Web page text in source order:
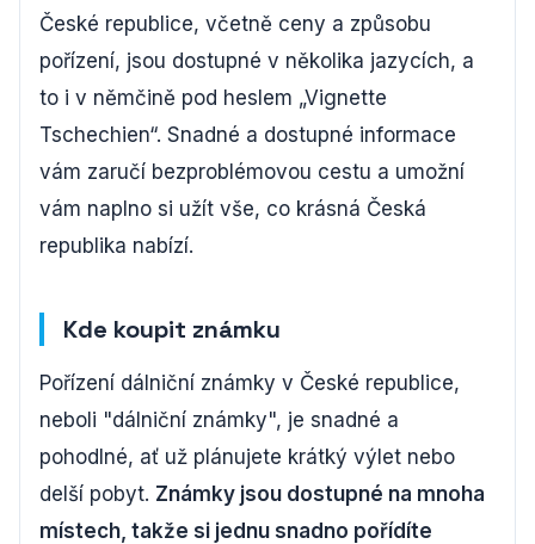
České republice, včetně ceny a způsobu
pořízení, jsou dostupné v několika jazycích, a
to i v němčině pod heslem „Vignette
Tschechien“. Snadné a dostupné informace
vám zaručí bezproblémovou cestu a umožní
vám naplno si užít vše, co krásná Česká
republika nabízí.
Kde koupit známku
Pořízení dálniční známky v České republice,
neboli "dálniční známky", je snadné a
pohodlné, ať už plánujete krátký výlet nebo
delší pobyt. Známky jsou dostupné na mnoha
místech, takže si jednu snadno pořídíte